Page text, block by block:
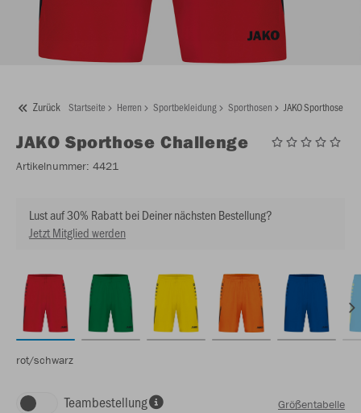
Zurück Startseite Herren Sportbekleidung Sporthosen JAKO Sporthose
JAKO Sporthose Challenge
Artikelnummer: 4421
Lust auf 30% Rabatt bei Deiner nächsten Bestellung?
Jetzt Mitglied werden
rot/schwarz
Teambestellung Größentabelle